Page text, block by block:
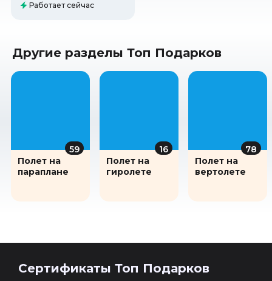
Работает сейчас
Другие разделы Топ Подарков
59
Полет на
параплане
16
Полет на
гиролете
78
Полет на
вертолете
Сертификаты Топ Подарков